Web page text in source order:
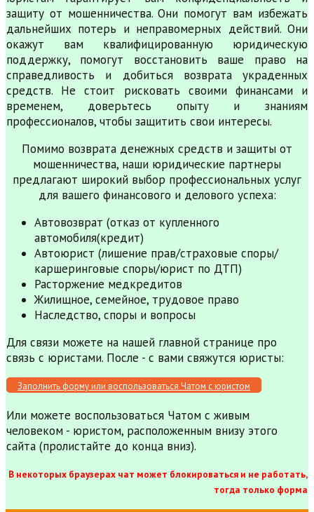
защиту от мошенничества. Они помогут вам избежать
дальнейших потерь и неправомерных действий. Они
окажут вам квалифицированную юридическую
поддержку, помогут восстановить ваше право на
справедливость и добиться возврата украденных
средств. Не стоит рисковать своими финансами и
временем, доверьтесь опыту и знаниям
профессионалов, чтобы защитить свои интересы.
Помимо возврата денежных средств и защиты от
мошенничества, наши юридические партнеры
предлагают широкий выбор профессиональных услуг
для вашего финансового и делового успеха:
Автовозврат (отказ от купленного
автомобиля(кредит)
Автоюрист (лишение прав/страховые споры/
каршеринговые споры/юрист по ДТП)
Расторжение медкредитов
Жилищное, семейное, трудовое право
Наследство, споры и вопросы
Для связи можете на нашей главной странице про
связь с юристами. После - с вами свяжутся юристы:
Заполнить форму или воспользоваться Чатом с юристом
Или можете воспользоваться Чатом с живым
человеком - юристом, расположенным внизу этого
сайта (пролистайте до конца вниз).
В некоторых браузерах чат может блокироваться и не работать,
тогда только форма